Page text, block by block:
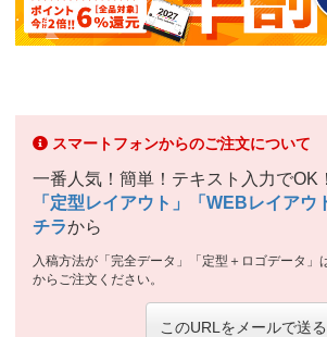
スマートフォンからのご注文について
一番人気！簡単！テキスト入力でOK！
「定型レイアウト」「WEBレイアウ
チラから
入稿方法が「完全データ」「定型＋ロゴデータ」
からご注文ください。
このURLをメールで送る